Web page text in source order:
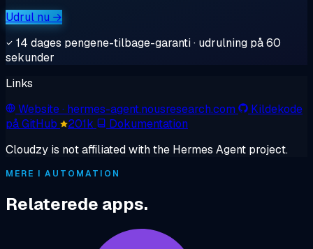
Udrul nu →
14 dages pengene-tilbage-garanti · udrulning på 60
sekunder
Links
Website· hermes-agent.nousresearch.com
Kildekode
på GitHub
201k
Dokumentation
Cloudzy is not affiliated with the Hermes Agent project.
MERE I AUTOMATION
Relaterede apps.